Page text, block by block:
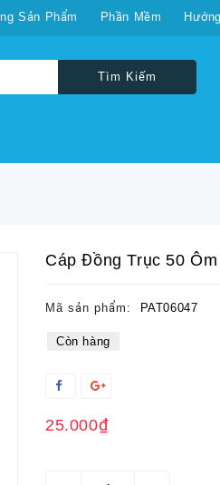
Sản Phẩm Phần Mềm
Tìm Kiếm
Cáp Đồng Trục 50
Mã sản phẩm: PAT06047
Còn hàng
25.000₫